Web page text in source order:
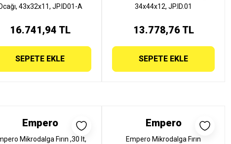
43x32x11, JP.ID01-A
16.741,94 TL
SEPETE EKLE
34x44x12, JP.ID.01
13.778,76 TL
SEPETE EKLE
Empero
Mikrodalga Fırın ,30 lt,
Empero
Empero Mikrodalga Fırın